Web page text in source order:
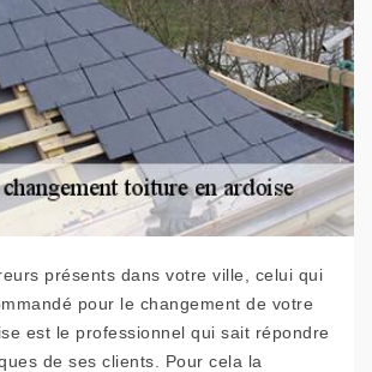
présents dans votre ville, celui qui
pour le changement de votre
est le professionnel qui sait répondre
de ses clients. Pour cela la